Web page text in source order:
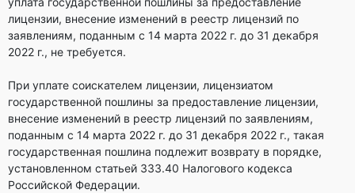
лицензии, внесение изменений в реестр лицензий по
заявлениям, поданным с 14 марта 2022 г. до 31 декабря
2022 г., не требуется.
При уплате соискателем лицензии, лицензиатом
государственной пошлины за предоставление лицензии,
внесение изменений в реестр лицензий по заявлениям,
поданным с 14 марта 2022 г. до 31 декабря 2022 г., такая
государственная пошлина подлежит возврату в порядке,
установленном статьей 333.40 Налогового кодекса
Российской Федерации.